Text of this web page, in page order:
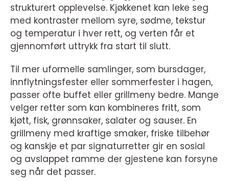
strukturert opplevelse. Kjøkkenet kan leke seg
med kontraster mellom syre, sødme, tekstur
og temperatur i hver rett, og verten får et
gjennomført uttrykk fra start til slutt.
Til mer uformelle samlinger, som bursdager,
innflytningsfester eller sommerfester i hagen,
passer ofte buffet eller grillmeny bedre. Mange
velger retter som kan kombineres fritt, som
kjøtt, fisk, grønnsaker, salater og sauser. En
grillmeny med kraftige smaker, friske tilbehør
og kanskje et par signaturretter gir en sosial
og avslappet ramme der gjestene kan forsyne
seg når det passer.